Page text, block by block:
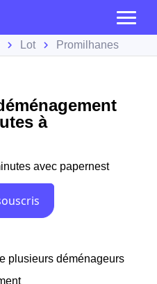
Lot Promilhanes